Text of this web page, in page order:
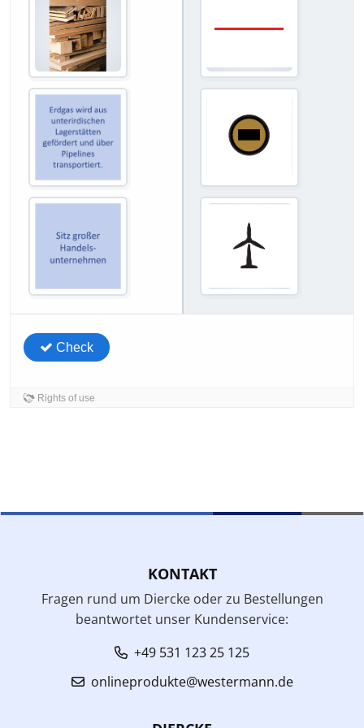
KONTAKT
Fragen rund um Diercke oder zu Bestellungen
beantwortet unser Kundenservice:
+49 531 123 25 125
onlineprodukte@westermann.de